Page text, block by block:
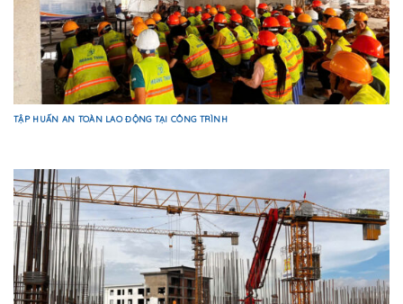
TẬP HUẤN AN TOÀN LAO ĐỘNG TẠI CÔNG TRÌNH